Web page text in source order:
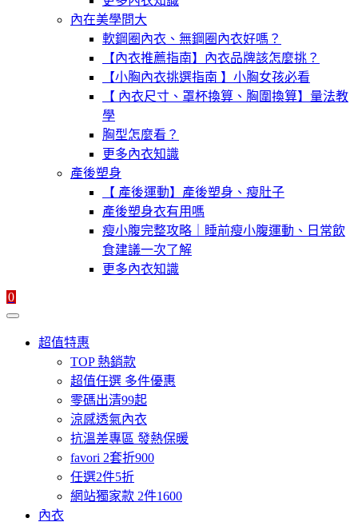
內在美學問大
軟鋼圈內衣、無鋼圈內衣好嗎？
【內衣推薦指南】內衣品牌該怎麼挑？
【小胸內衣挑選指南 】小胸女孩必看
【 內衣尺寸、罩杯換算、胸圍換算】量法教
學
胸型怎麼看？
更多內衣知識
產後塑身
【 產後運動】產後塑身、瘦肚子
產後塑身衣有用嗎
瘦小腹完整攻略｜睡前瘦小腹運動、日常飲
食建議一次了解
更多內衣知識
0
超值特惠
TOP 熱銷款
超值任選 多件優惠
零碼出清99起
涼感透氣內衣
抗溫差專區 發熱保暖
favori 2套折900
任選2件5折
網站獨家款 2件1600
內衣